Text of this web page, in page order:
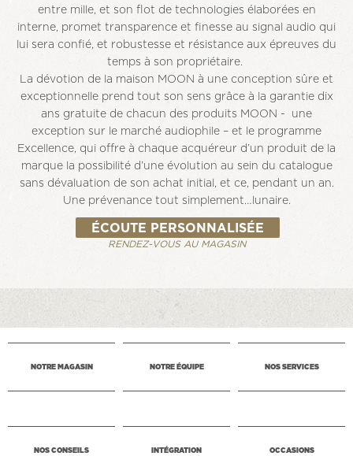
entre mille, et son flot de technologies élaborées en
interne, promet transparence et finesse au signal audio qui
lui sera confié, et robustesse et résistance aux épreuves du
temps à son propriétaire.
La dévotion de la maison MOON à une conception sûre et
exceptionnelle prend tout son sens grâce à la garantie dix
ans gratuite de chacun des produits MOON - une
exception sur le marché audiophile – et le programme
Excellence, qui offre à chaque acquéreur d’un produit de la
marque la possibilité d’une évolution au sein du catalogue
sans dévaluation de son achat initial, et ce, pendant un an.
Une prévenance tout simplement…lunaire.
ÉCOUTE PERSONNALISÉE
RENDEZ-VOUS AU MAGASIN
NOTRE MAGASIN NOTRE ÉQUIPE NOS SERVICES
NOS CONSEILS INTÉGRATION OCCASIONS